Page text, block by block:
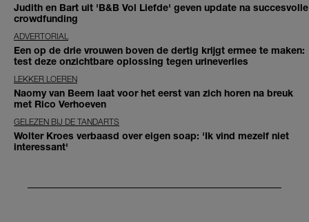
Judith en Bart uit 'B&B Vol Liefde' geven update na succesvolle
crowdfunding
ADVERTORIAL
Een op de drie vrouwen boven de dertig krijgt ermee te maken:
test deze onzichtbare oplossing tegen urineverlies
LEKKER LOEREN
Naomy van Beem laat voor het eerst van zich horen na breuk
met Rico Verhoeven
GELEZEN BIJ DE TANDARTS
Wolter Kroes verbaasd over eigen soap: 'Ik vind mezelf niet
interessant'